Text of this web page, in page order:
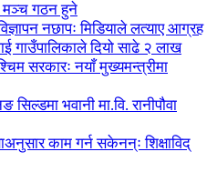
मञ्च गठन हुने
नछापः मिडियाले लत्याए आग्रह
गाउँपालिकाले दियो साढे २ लाख
सरकारः नयाँ मुख्यमन्त्रीमा
सिल्डमा भवानी मा.वि. रानीपौवा
काम गर्न सकेनन्ः शिक्षाविद्